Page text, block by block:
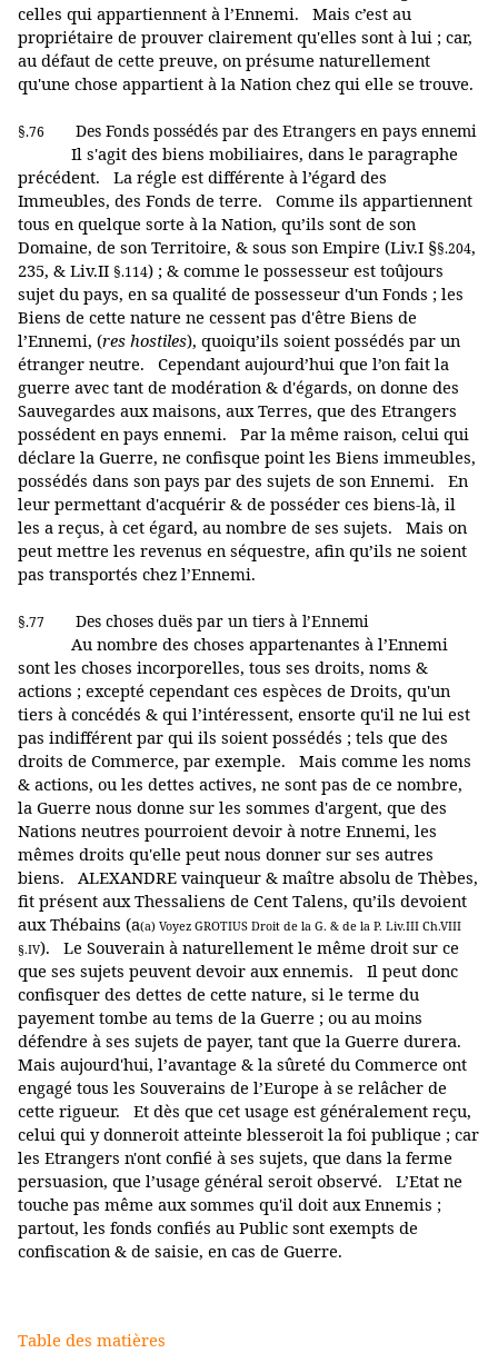
celles qui appartiennent à l’Ennemi. Mais c’est au
propriétaire de prouver clairement qu'elles sont à lui ; car,
au défaut de cette preuve, on présume naturellement
qu'une chose appartient à la Nation chez qui elle se trouve.
§.76 Des Fonds possédés par des Etrangers en pays ennemi
Il s'agit des biens mobiliaires, dans le paragraphe
précédent. La régle est différente à l’égard des
Immeubles, des Fonds de terre. Comme ils appartiennent
tous en quelque sorte à la Nation, qu’ils sont de son
Domaine, de son Territoire, & sous son Empire (Liv.I §§.204,
235, & Liv.II §.114) ; & comme le possesseur est toûjours
sujet du pays, en sa qualité de possesseur d'un Fonds ; les
Biens de cette nature ne cessent pas d'être Biens de
l’Ennemi, (res hostiles), quoiqu’ils soient possédés par un
étranger neutre. Cependant aujourd’hui que l’on fait la
guerre avec tant de modération & d'égards, on donne des
Sauvegardes aux maisons, aux Terres, que des Etrangers
possédent en pays ennemi. Par la même raison, celui qui
déclare la Guerre, ne confisque point les Biens immeubles,
possédés dans son pays par des sujets de son Ennemi. En
leur permettant d'acquérir & de posséder ces biens-là, il
les a reçus, à cet égard, au nombre de ses sujets. Mais on
peut mettre les revenus en séquestre, afin qu’ils ne soient
pas transportés chez l’Ennemi.
§.77 Des choses duës par un tiers à l’Ennemi
Au nombre des choses appartenantes à l’Ennemi
sont les choses incorporelles, tous ses droits, noms &
actions ; excepté cependant ces espèces de Droits, qu'un
tiers à concédés & qui l’intéressent, ensorte qu'il ne lui est
pas indifférent par qui ils soient possédés ; tels que des
droits de Commerce, par exemple. Mais comme les noms
& actions, ou les dettes actives, ne sont pas de ce nombre,
la Guerre nous donne sur les sommes d'argent, que des
Nations neutres pourroient devoir à notre Ennemi, les
mêmes droits qu'elle peut nous donner sur ses autres
biens. ALEXANDRE vainqueur & maître absolu de Thèbes,
fit présent aux Thessaliens de Cent Talens, qu’ils devoient
aux Thébains (a(a) Voyez GROTIUS Droit de la G. & de la P. Liv.III Ch.VIII
§.IV). Le Souverain à naturellement le même droit sur ce
que ses sujets peuvent devoir aux ennemis. Il peut donc
confisquer des dettes de cette nature, si le terme du
payement tombe au tems de la Guerre ; ou au moins
défendre à ses sujets de payer, tant que la Guerre durera.
Mais aujourd'hui, l’avantage & la sûreté du Commerce ont
engagé tous les Souverains de l’Europe à se relâcher de
cette rigueur. Et dès que cet usage est généralement reçu,
celui qui y donneroit atteinte blesseroit la foi publique ; car
les Etrangers n'ont confié à ses sujets, que dans la ferme
persuasion, que l’usage général seroit observé. L’Etat ne
touche pas même aux sommes qu'il doit aux Ennemis ;
partout, les fonds confiés au Public sont exempts de
confiscation & de saisie, en cas de Guerre.
Table des matières